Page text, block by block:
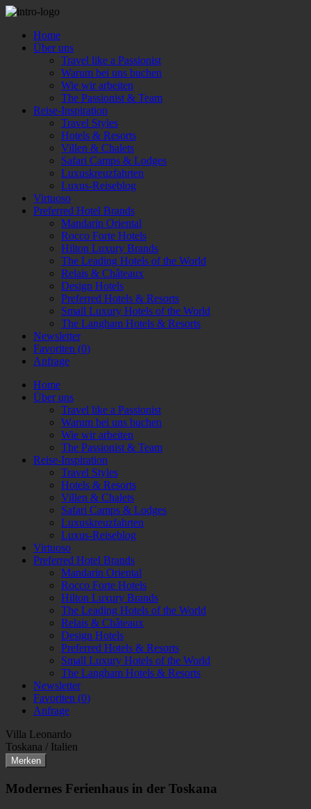
Home
Über uns
Travel like a Passionist
Warum bei uns buchen
Wie wir arbeiten
The Passionist & Team
Reise-Inspiration
Travel Styles
Hotels & Resorts
Villen & Chalets
Safari Camps & Lodges
Luxuskreuzfahrten
Luxus-Reiseblog
Virtuoso
Preferred Hotel Brands
Mandarin Oriental
Rocco Forte Hotels
Hilton Luxury Brands
The Leading Hotels of the World
Relais & Châteaux
Design Hotels
Preferred Hotels & Resorts
Small Luxury Hotels of the World
The Langham Hotels & Resorts
Newsletter
Favoriten (0)
Anfrage
Home
Über uns
Travel like a Passionist
Warum bei uns buchen
Wie wir arbeiten
The Passionist & Team
Reise-Inspiration
Travel Styles
Hotels & Resorts
Villen & Chalets
Safari Camps & Lodges
Luxuskreuzfahrten
Luxus-Reiseblog
Virtuoso
Preferred Hotel Brands
Mandarin Oriental
Rocco Forte Hotels
Hilton Luxury Brands
The Leading Hotels of the World
Relais & Châteaux
Design Hotels
Preferred Hotels & Resorts
Small Luxury Hotels of the World
The Langham Hotels & Resorts
Newsletter
Favoriten (0)
Anfrage
Villa Leonardo
Toskana / Italien
Merken
Modernes Ferienhaus in der Toskana